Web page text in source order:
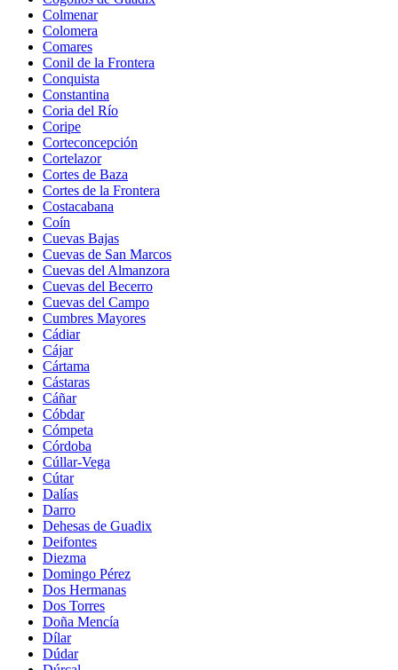
Colmenar
Colomera
Comares
Conil de la Frontera
Conquista
Constantina
Coria del Río
Coripe
Corteconcepción
Cortelazor
Cortes de Baza
Cortes de la Frontera
Costacabana
Coín
Cuevas Bajas
Cuevas de San Marcos
Cuevas del Almanzora
Cuevas del Becerro
Cuevas del Campo
Cumbres Mayores
Cádiar
Cájar
Cártama
Cástaras
Cáñar
Cóbdar
Cómpeta
Córdoba
Cúllar-Vega
Cútar
Dalías
Darro
Dehesas de Guadix
Deifontes
Diezma
Domingo Pérez
Dos Hermanas
Dos Torres
Doña Mencía
Dílar
Dúdar